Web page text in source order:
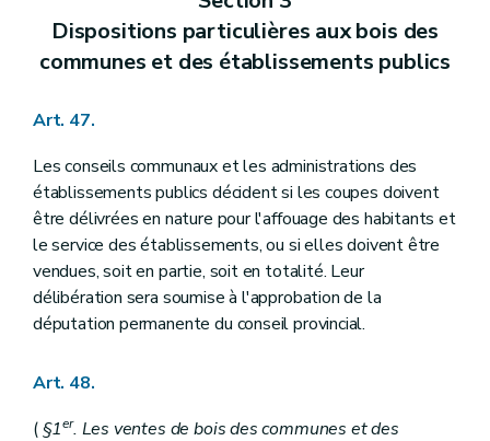
Dispositions particulières aux bois des
communes et des établissements publics
Art. 47.
Les conseils communaux et les administrations des
établissements publics décident si les coupes doivent
être délivrées en nature pour l'affouage des habitants et
le service des établissements, ou si elles doivent être
vendues, soit en partie, soit en totalité. Leur
délibération sera soumise à l'approbation de la
députation permanente du conseil provincial.
Art. 48.
( §1er. Les ventes de bois des communes et des